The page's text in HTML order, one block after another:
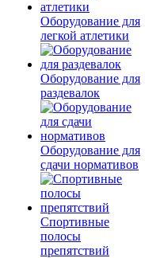
Оборудование для
легкой атлетики
Оборудование для
раздевалок
Оборудование для
сдачи нормативов
Спортивные
полосы
препятствий